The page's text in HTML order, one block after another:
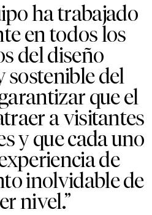
ha trabajado
en todos los
del diseño
sostenible del
que el
a visitantes
y que cada uno
de
inolvidable de
nivel.”